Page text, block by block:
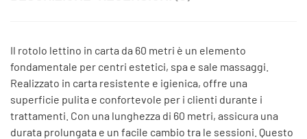
Il rotolo lettino in carta da 60 metri è un elemento
fondamentale per centri estetici, spa e sale massaggi.
Realizzato in carta resistente e igienica, offre una
superficie pulita e confortevole per i clienti durante i
trattamenti. Con una lunghezza di 60 metri, assicura una
durata prolungata e un facile cambio tra le sessioni. Questo